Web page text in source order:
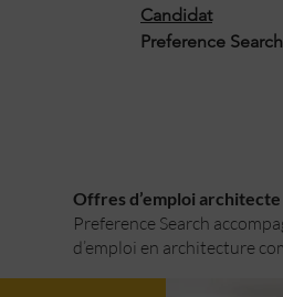
Candidat
Preference Search
Offres d’emploi
Preference Search
d’emploi en architecture